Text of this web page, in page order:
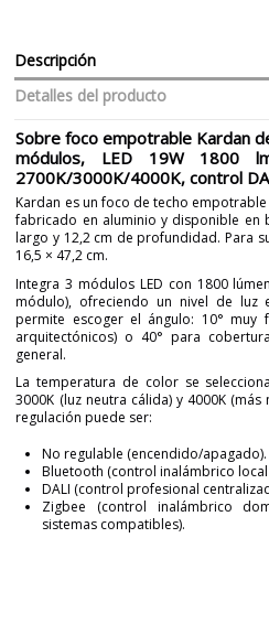
Descripción
Detalles del producto
Sobre foco empotrable Kardan
módulos, LED 19W 1800
2700K/3000K/4000K, control
Kardan es un foco de techo
fabricado en aluminio y disponible en
largo y 12,2 cm de profundidad. Para
16,5 × 47,2 cm.
Integra 3 módulos LED con 1800
módulo), ofreciendo un nivel de luz
permite escoger el ángulo: 10° muy
arquitectónicos) o 40° para
general.
La temperatura de color se
3000K (luz neutra cálida) y 4000K
regulación puede ser:
No regulable (encendido/apagado).
Bluetooth (control inalámbrico
DALI (control profesional
Zigbee (control inalámbrico
sistemas compatibles).